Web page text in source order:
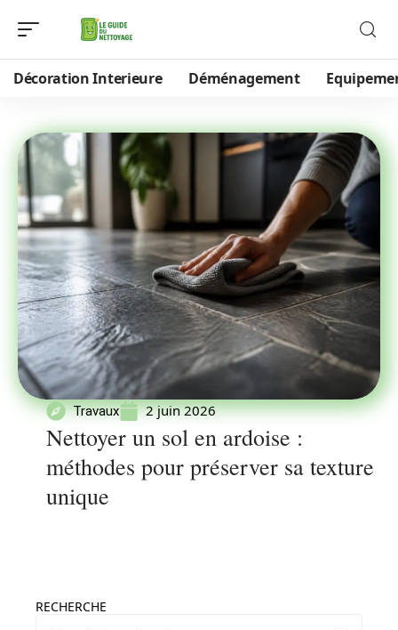
Décoration Interieure Déménagement
Travaux 2 juin 2026
Nettoyer un sol en ardoise :
méthodes pour préserver sa texture
unique
RECHERCHE